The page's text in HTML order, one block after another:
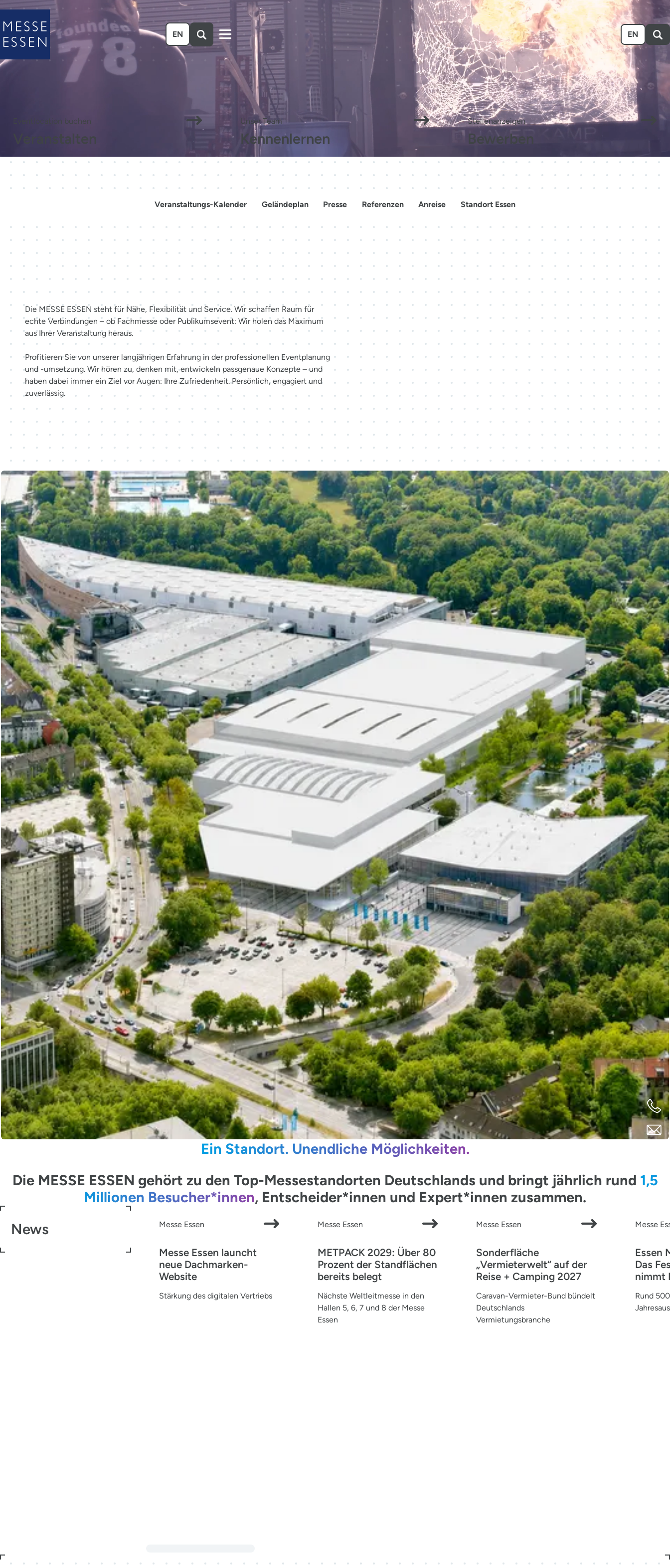
EN Veranstalten BesuchenAusstellenÜber unsKarriereEvent-Kalender EN
Menschen
verbinden.
Zukunft
gestalten.
Eventlocation buchen
Veranstalten
Unser Team
Kennenlernen
Stellenanzeigen
Bewerben
Veranstaltungs-Kalender Geländeplan Presse Referenzen Anreise Standort Essen
Mehr als Räume. Erlebnisse schaffen.
Die MESSE ESSEN steht für Nähe, Flexibilität und Service. Wir schaffen Raum für
echte Verbindungen – ob Fachmesse oder Publikumsevent: Wir holen das Maximum
aus Ihrer Veranstaltung heraus.
Profitieren Sie von unserer langjährigen Erfahrung in der professionellen Eventplanung
und -umsetzung. Wir hören zu, denken mit, entwickeln passgenaue Konzepte – und
haben dabei immer ein Ziel vor Augen: Ihre Zufriedenheit. Persönlich, engagiert und
zuverlässig.
Ein Standort. Unendliche Möglichkeiten.
Die MESSE ESSEN gehört zu den Top-Messestandorten Deutschlands und bringt jährlich rund 1,5
Millionen Besucher*innen, Entscheider*innen und Expert*innen zusammen.
News
Messe Essen
Messe Essen launcht
neue Dachmarken-
Website
Stärkung des digitalen Vertriebs
Messe Essen
METPACK 2029: Über 80
Prozent der Standflächen
bereits belegt
Nächste Weltleitmesse in den
Hallen 5, 6, 7 und 8 der Messe
Essen
Messe Essen
Sonderfläche
„Vermieterwelt“ auf der
Reise + Camping 2027
Caravan-Vermieter-Bund bündelt
Deutschlands
Vermietungsbranche
Messe
Essen
Das
nimmt
Rund